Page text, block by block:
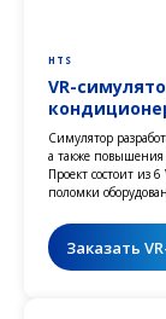
HTS
VR-
Симулятор
а также повышения
Проект состоит из
поломки
Заказать